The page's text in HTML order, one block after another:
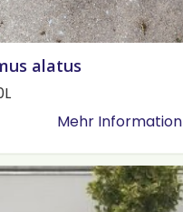
alatus
Mehr Information